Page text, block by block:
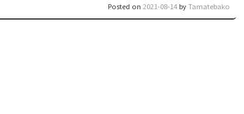
Posted on 2021-08-14byTamatebako